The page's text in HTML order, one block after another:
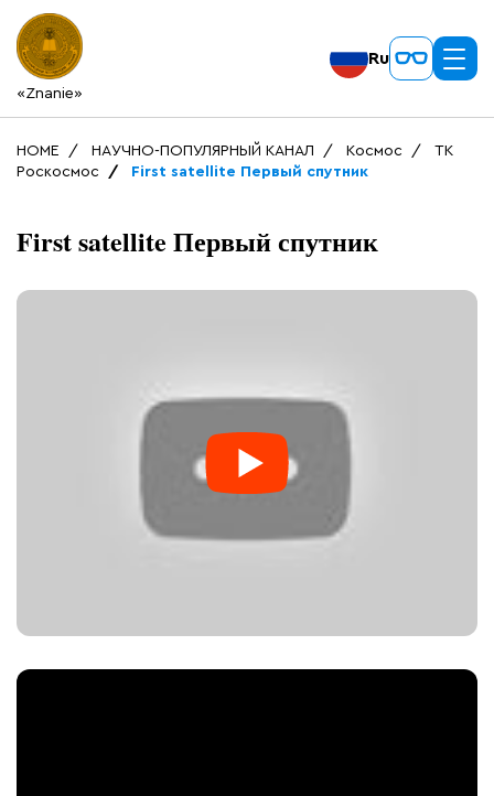
«Znanie»
Ru
HOME НАУЧНО-ПОПУЛЯРНЫЙ КАНАЛ Космос
ТК
Роскосмос
First satellite Первый спутник
First satellite Первый спутник